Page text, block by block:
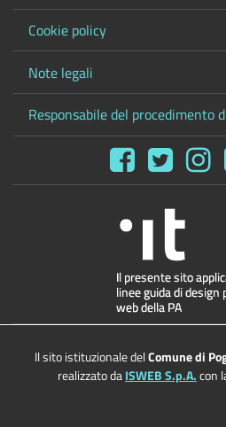
Cookie policy
Note legali
Responsabile del procedimento
Il sito istituzionale delComune di
realizzato daISWEB S.p.A.con